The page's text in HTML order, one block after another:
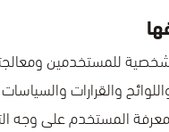
للمستخدمين
والقرارات
المستخدم على وجه